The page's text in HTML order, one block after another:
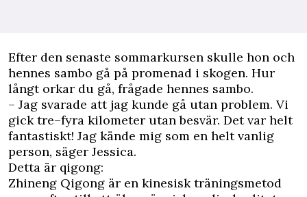
Efter den senaste sommarkursen skulle hon och
hennes sambo gå på promenad i skogen. Hur
långt orkar du gå, frågade hennes sambo.
– Jag svarade att jag kunde gå utan problem. Vi
gick tre–fyra kilometer utan besvär. Det var helt
fantastiskt! Jag kände mig som en helt vanlig
person, säger Jessica.
Detta är qigong:
Zhineng Qigong är en kinesisk träningsmetod